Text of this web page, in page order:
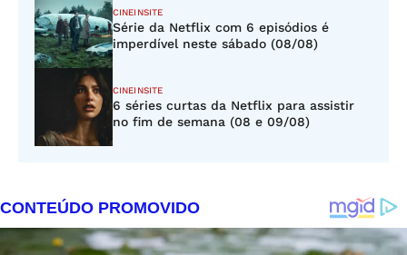
CINEINSITE
Série da Netflix com 6 episódios é
imperdível neste sábado (08/08)
CINEINSITE
6 séries curtas da Netflix para assistir
no fim de semana (08 e 09/08)